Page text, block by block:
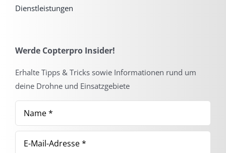
Dienstleistungen
Werde Copterpro Insider!
Erhalte Tipps & Tricks sowie Informationen rund um
deine Drohne und Einsatzgebiete